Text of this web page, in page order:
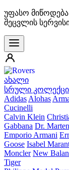
უფასო
შეცვლის
ახალი
სრული
Adidas Alohas
Cucinelli
Calvin Klein
Gabbana Dr.
Emporio Armani
Goose Isabel
Moncler New
Tiger